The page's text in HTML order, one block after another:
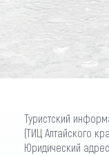
Туристский
(ТИЦ Алтайского
Юридический